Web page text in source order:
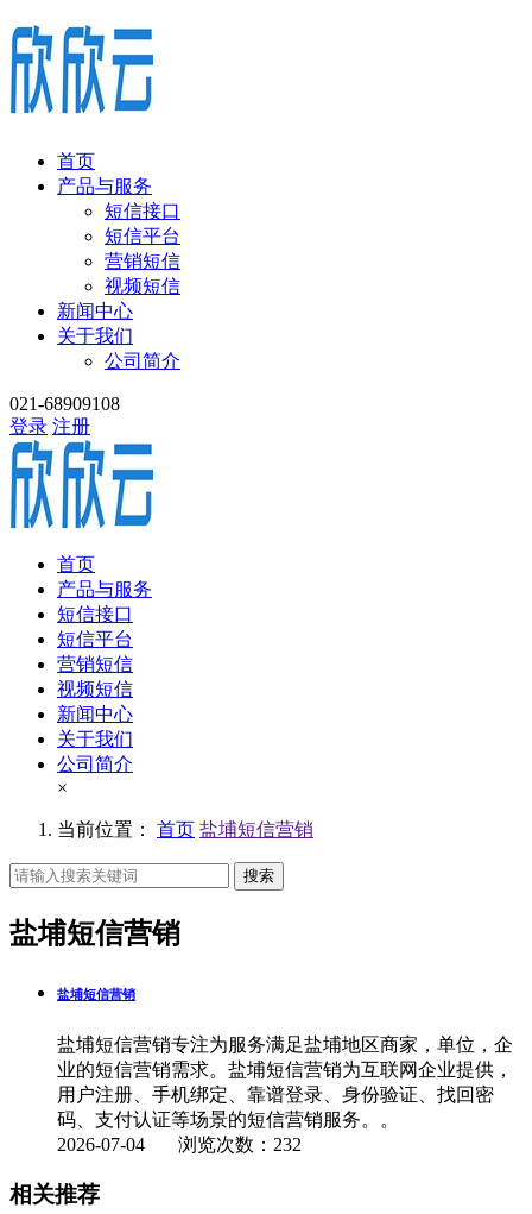
首页
产品与服务
短信接口
短信平台
营销短信
视频短信
新闻中心
关于我们
公司简介
021-68909108
登录 注册
首页
产品与服务
短信接口
短信平台
营销短信
视频短信
新闻中心
关于我们
公司简介
×
当前位置： 首页 盐埔短信营销
搜索
盐埔短信营销
盐埔短信营销
盐埔短信营销专注为服务满足盐埔地区商家，单位，企
业的短信营销需求。盐埔短信营销为互联网企业提供，
用户注册、手机绑定、靠谱登录、身份验证、找回密
码、支付认证等场景的短信营销服务。。
2026-07-04 浏览次数：232
相关推荐